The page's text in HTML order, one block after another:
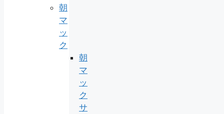
朝
マ
ッ
ク
朝
マ
ッ
ク
サ